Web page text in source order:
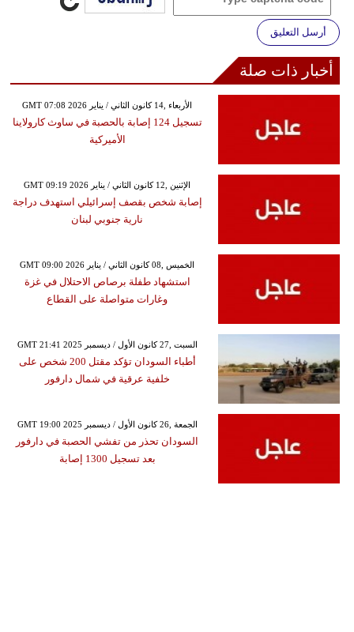
أرسل التعليق
أخبار ذات صلة
GMT 07:08 2026 الأربعاء ,14 كانون الثاني / يناير
تسجيل 124 إصابة بالحصبة في ساوث كارولاينا
الأميركية
GMT 09:19 2026 الإثنين ,12 كانون الثاني / يناير
إصابة شخص بقصف إسرائيلي استهدف دراجة
نارية جنوبي لبنان
GMT 09:00 2026 الخميس ,08 كانون الثاني / يناير
استشهاد طفلة برصاص الاحتلال في غزة
وغارات متواصلة على القطاع
GMT 21:41 2025 السبت ,27 كانون الأول / ديسمبر
أطباء السودان تؤكد مقتل 200 شخص على
خلفية عرقية في شمال دارفور
GMT 19:00 2025 الجمعة ,26 كانون الأول / ديسمبر
السودان تحذر من تفشي الحصبة في دارفور
بعد تسجيل 1300 إصابة